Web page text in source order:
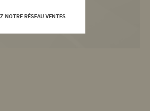
NOTRE RÉSEAU VENTES